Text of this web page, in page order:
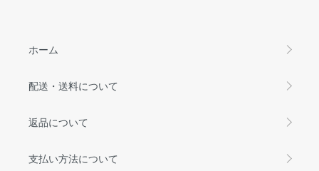
ホーム
配送・送料について
返品について
支払い方法について